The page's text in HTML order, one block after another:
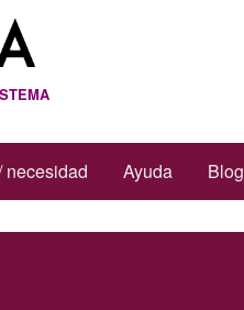
necesidad Ayuda Blog